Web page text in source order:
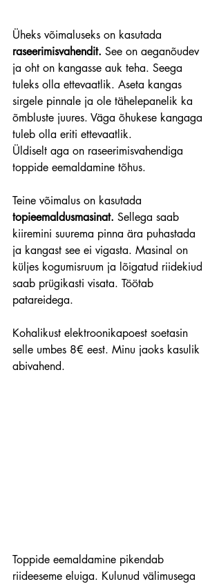
Üheks võimaluseks on kasutada
raseerimisvahendit. See on aeganõudev
ja oht on kangasse auk teha. Seega
tuleks olla ettevaatlik. Aseta kangas
sirgele pinnale ja ole tähelepanelik ka
õmbluste juures. Väga õhukese kangaga
tuleb olla eriti ettevaatlik.
Üldiselt aga on raseerimisvahendiga
toppide eemaldamine tõhus.
Teine võimalus on kasutada
topieemaldusmasinat. Sellega saab
kiiremini suurema pinna ära puhastada
ja kangast see ei vigasta. Masinal on
küljes kogumisruum ja lõigatud riidekiud
saab prügikasti visata. Töötab
patareidega.
Kohalikust elektroonikapoest soetasin
selle umbes 8€ eest. Minu jaoks kasulik
abivahend.
Toppide eemaldamine pikendab
riideeseme eluiga. Kulunud välimusega